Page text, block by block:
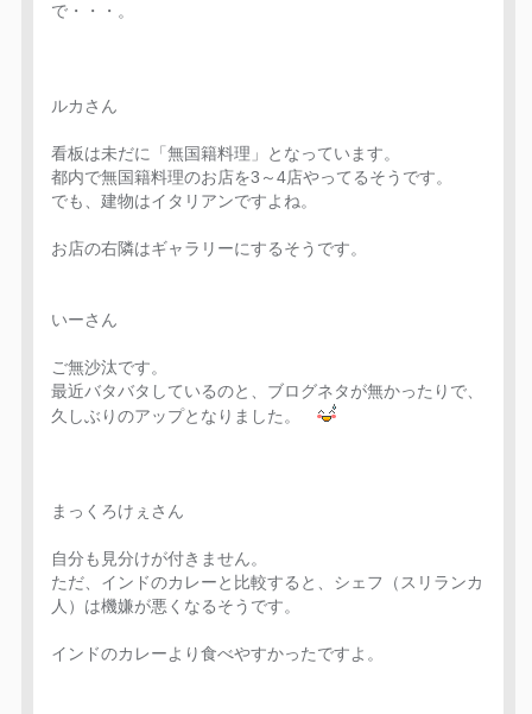
で・・・。
ルカさん
看板は未だに「無国籍料理」となっています。
都内で無国籍料理のお店を3～4店やってるそうです。
でも、建物はイタリアンですよね。
お店の右隣はギャラリーにするそうです。
いーさん
ご無沙汰です。
最近バタバタしているのと、ブログネタが無かったりで、
久しぶりのアップとなりました。
まっくろけぇさん
自分も見分けが付きません。
ただ、インドのカレーと比較すると、シェフ（スリランカ
人）は機嫌が悪くなるそうです。
インドのカレーより食べやすかったですよ。